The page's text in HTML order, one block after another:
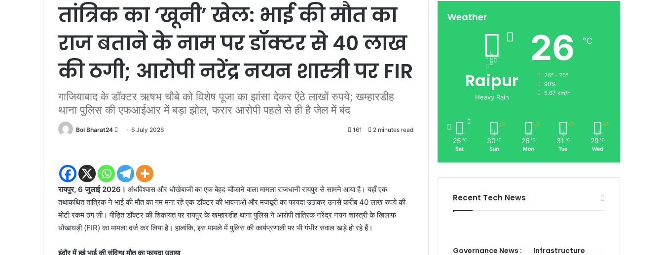
तांत्रिक का ‘खूनी’ खेल: भाई की मौत का
राज बताने के नाम पर डॉक्टर से 40 लाख
की ठगी; आरोपी नरेंद्र नयन शास्त्री पर FIR
गाजियाबाद के डॉक्टर ऋषभ चौबे को विशेष पूजा का झांसा देकर ऐंठे लाखों रुपये; खम्हारडीह
थाना पुलिस की एफआईआर में बड़ा झोल, फरार आरोपी पहले से ही है जेल में बंद
Bol Bharat24
Send6 July 2026 161 2 minutes read
रायपुर, 6 जुलाई 2026। अंधविश्वास और धोखेबाजी का एक बेहद चौंकाने वाला मामला राजधानी रायपुर से सामने आया है। यहाँ एक
तथाकथित तांत्रिक ने भाई की मौत का गम मना रहे एक डॉक्टर की भावनाओं और मजबूरी का फायदा उठाकर उनसे करीब 40 लाख रुपये की
मोटी रकम ठग ली। पीड़ित डॉक्टर की शिकायत पर रायपुर के खम्हारडीह थाना पुलिस ने आरोपी तांत्रिक नरेंद्र नयन शास्त्री के खिलाफ
धोखाधड़ी (FIR) का मामला दर्ज कर लिया है। हालांकि, इस मामले में पुलिस की कार्यप्रणाली पर भी गंभीर सवाल खड़े हो रहे हैं।
इंदौर में हुई भाई की संदिग्ध मौत का फायदा उठाया
Weather
Raipur
Heavy Rain
26 ℃
26º - 25º
90%
5.67 km/h
25 ℃
Sat
30 ℃
Sun
26 ℃
Mon
31 ℃
Tue
29 ℃
Wed
Recent Tech News
Governance News :
Infrastructure